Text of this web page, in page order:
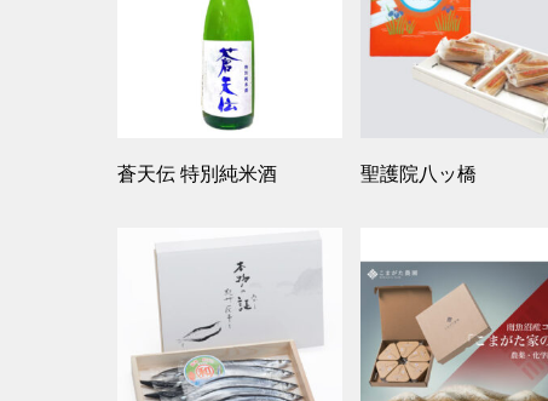
蒼天伝 特別純米酒 聖護院八ッ橋